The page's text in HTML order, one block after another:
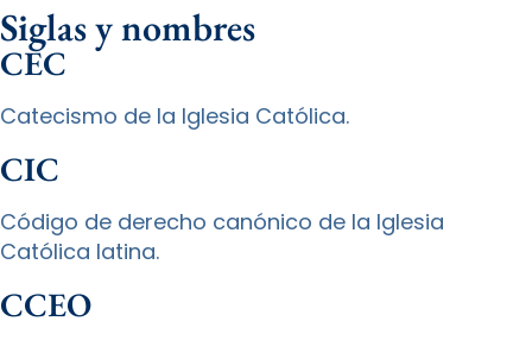
Siglas y nombres
CEC
Catecismo de la Iglesia Católica.
CIC
Código de derecho canónico de la Iglesia
Católica latina.
CCEO